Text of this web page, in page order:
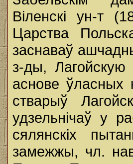
Віленскі ун-т
Царства
заснаваў
з-ды,
аснове ўласных
стварыў
удзельнічаў у
сялянскіх
замежжы, чл.